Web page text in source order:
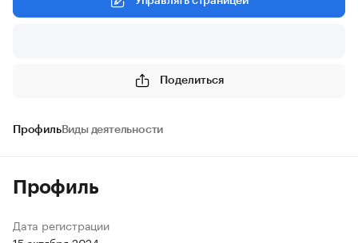
Поделиться
ПрофильВиды деятельности
Профиль
Дата регистрации